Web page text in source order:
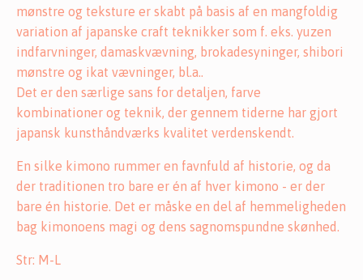
mønstre og teksture er skabt på basis af en mangfoldig
variation af japanske craft teknikker som f. eks. yuzen
indfarvninger, damaskvævning, brokadesyninger, shibori
mønstre og ikat vævninger, bl.a..
Det er den særlige sans for detaljen, farve
kombinationer og teknik, der gennem tiderne har gjort
japansk kunsthåndværks kvalitet verdenskendt.
En silke kimono rummer en favnfuld af historie, og da
der traditionen tro bare er én af hver kimono - er der
bare én historie. Det er måske en del af hemmeligheden
bag kimonoens magi og dens sagnomspundne skønhed.
Str: M-L